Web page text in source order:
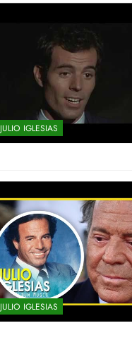
JULIO IGLESIAS
JULIO IGLESIAS